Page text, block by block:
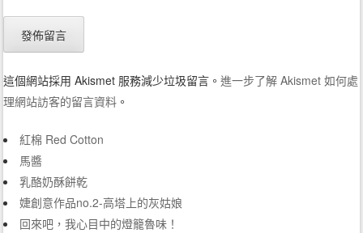
這個網站採用 Akismet 服務減少垃圾留言。進一步了解 Akismet 如何處
理網站訪客的留言資料 。
紅棉 Red Cotton
馬醬
乳酪奶酥餅乾
婕創意作品no.2-高塔上的灰姑娘
回來吧，我心目中的燈籠魯味！